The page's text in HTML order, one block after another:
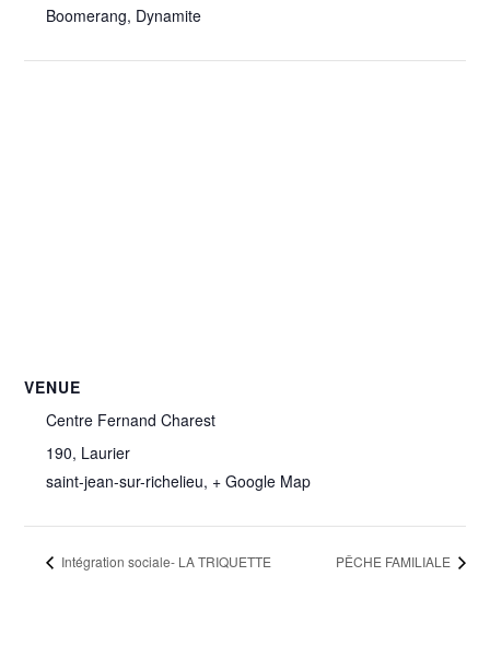
Boomerang, Dynamite
VENUE
Centre Fernand Charest
190, Laurier
saint-jean-sur-richelieu, + Google Map
Intégration sociale- LA TRIQUETTE PÊCHE FAMILIALE